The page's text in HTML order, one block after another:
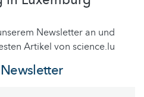
Newsletter an und
Artikel von science.lu